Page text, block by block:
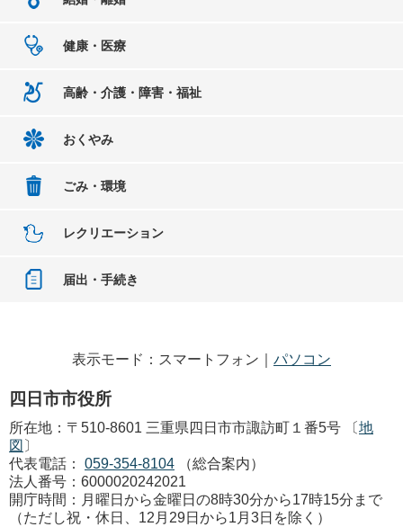
健康・医療
高齢・介護・障害・福祉
おくやみ
ごみ・環境
レクリエーション
届出・手続き
表示モード：スマートフォン｜ パソコン
四日市市役所
所在地：〒510-8601 三重県四日市市諏訪町１番5号 〔 地
図 〕
代表電話：
059-354-8104
（総合案内）
法人番号：6000020242021
開庁時間：月曜日から金曜日の8時30分から17時15分まで
（ただし祝・休日、12月29日から1月3日を除く）